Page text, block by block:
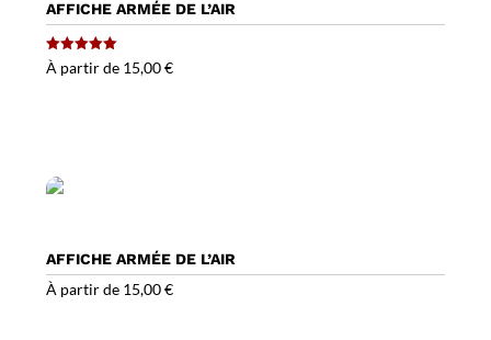
AFFICHE ARMÉE DE L’AIR
Note
5.00
À partir de 15,00€
AFFICHE ARMÉE DE L’AIR
À partir de 15,00€